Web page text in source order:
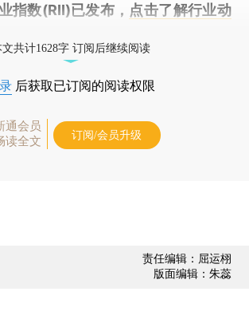
指数(RII)已发布， 点击了解行业动
文共计1628字 订阅后继续阅读
后获取已订阅的阅读权限
通会员
读全文
订阅/会员升级
责任编辑：屈运栩
版面编辑：朱蕊